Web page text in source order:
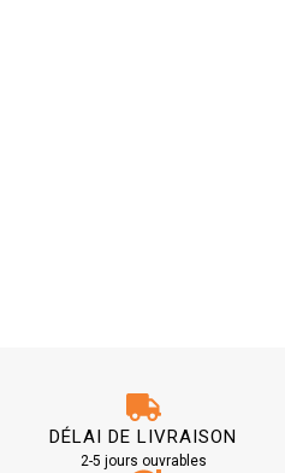
DÉLAI DE LIVRAISON
2-5 jours ouvrables